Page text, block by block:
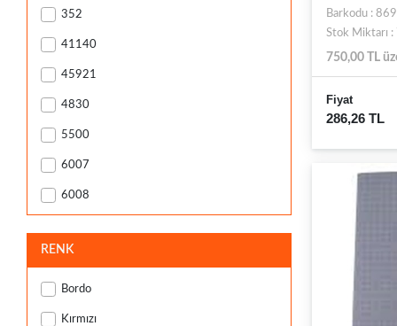
Folix
Globox
Gülpaş
Gürpaş
Interpano
İnox
Kangaro
Lacco
Mas
352
41140
45921
4830
5500
6007
6008
6274
9321
9322
RENK
Bordo
Kırmızı
Barkodu :
Stok Miktarı :
750,00 TL
Fiyat
286,26 TL